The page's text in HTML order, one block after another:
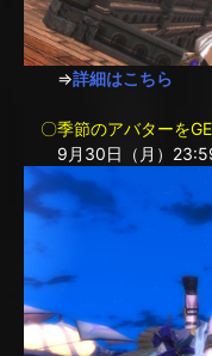
⇒詳細はこちら
〇季節のアバターを
9月30日（月）